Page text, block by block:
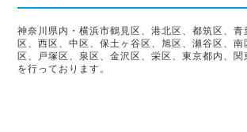
神奈川県内・横浜市鶴見区、港北区、都筑区、青
区、西区、中区、保土ヶ谷区、旭区、瀬谷区、南
区、戸塚区、泉区、金沢区、栄区、東京都内、
を行っております。